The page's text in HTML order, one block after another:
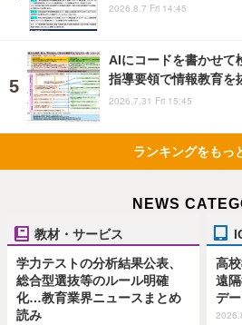
2026.8.7 Fri 14:45
AIにコードを書かせ
指導要領で情報教育を
2026.7.31 Fri 15:45
ランキングをもっ
NEWS
教材・サービス
学力テストの分析結果公表、
総合型選抜等のルール明確
化…教育業界ニュースまとめ
読み
高
遠
デ